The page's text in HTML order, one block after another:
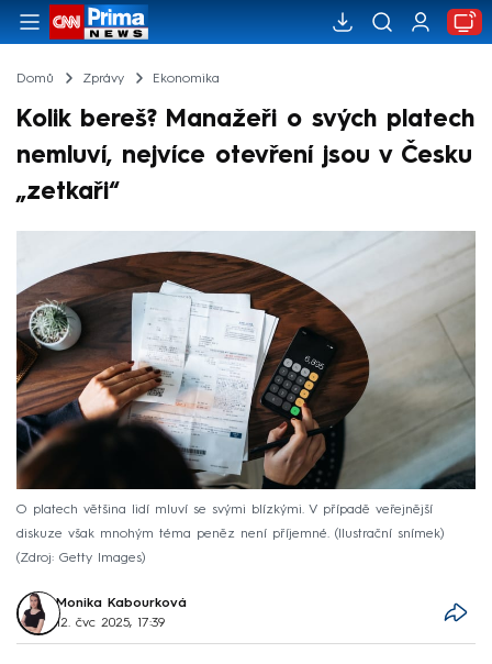
Domů Zprávy Ekonomika
Kolik bereš? Manažeři o svých platech
nemluví, nejvíce otevření jsou v Česku
„zetkaři“
O platech většina lidí mluví se svými blízkými. V případě veřejnější
diskuze však mnohým téma peněz není příjemné. (Ilustrační snímek)
Zdroj: Getty Images
Monika Kabourková
12. čvc 2025, 17:39